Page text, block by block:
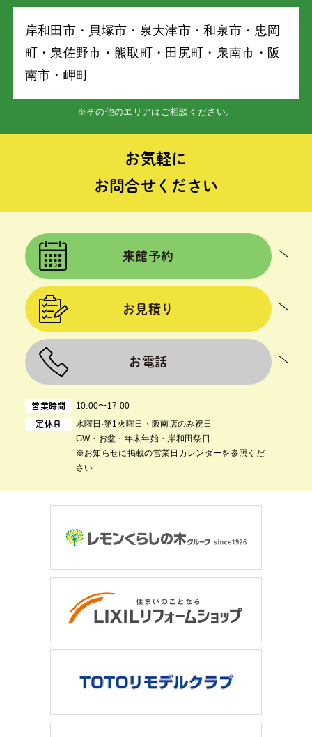
岸和⽥市・⾙塚市・泉⼤津市・和泉市・忠岡
町・泉佐野市・熊取町・⽥尻町・泉南市・阪
南市・岬町
※その他のエリアはご相談ください。
お気軽に
お問合せください
営業時間 10:00〜17:00
定休日
⽔曜⽇‧第1⽕曜⽇・阪南店のみ祝日
GW・お盆・年末年始・岸和田祭日
※お知らせに掲載の営業日カレンダーを参照くだ
さい
来館予約
お見積り
お電話